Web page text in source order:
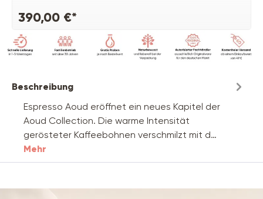
390,00 €*
Beschreibung
Espresso Aoud eröffnet ein neues Kapitel der
Aoud Collection. Die warme Intensität
gerösteter Kaffeebohnen verschmilzt mit d…
Mehr